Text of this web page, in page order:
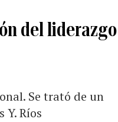
del liderazgo
Se trató de un
Ríos